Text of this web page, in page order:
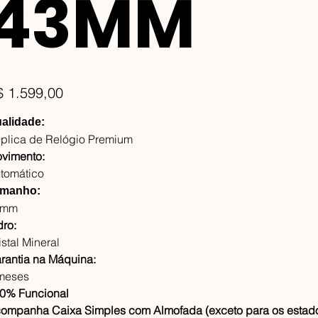
1.599,00
de Relógio Premium
Mineral
na Máquina:
Funcional
Caixa Simples com Almofada (exceto para os